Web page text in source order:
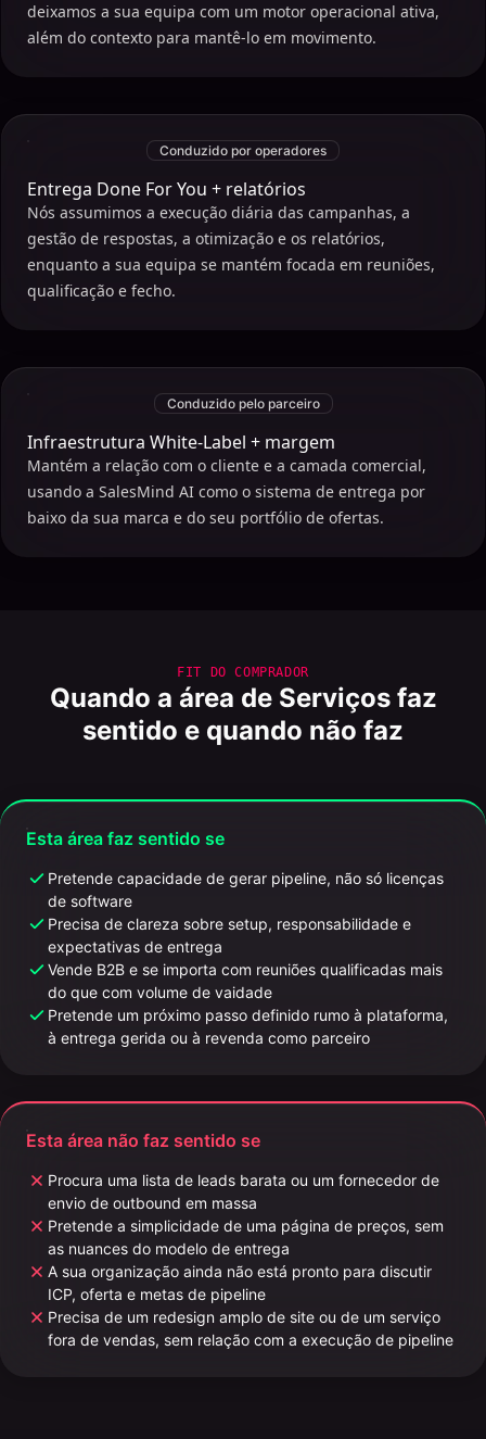
deixamos a sua equipa com um motor operacional ativa,
além do contexto para mantê-lo em movimento.
Conduzido por operadores
Entrega Done For You + relatórios
Nós assumimos a execução diária das campanhas, a
gestão de respostas, a otimização e os relatórios,
enquanto a sua equipa se mantém focada em reuniões,
qualificação e fecho.
Conduzido pelo parceiro
Infraestrutura White-Label + margem
Mantém a relação com o cliente e a camada comercial,
usando a SalesMind AI como o sistema de entrega por
baixo da sua marca e do seu portfólio de ofertas.
FIT DO COMPRADOR
Quando a área de Serviços faz
sentido e quando não faz
Esta área faz sentido se
Pretende capacidade de gerar pipeline, não só licenças
de software
Precisa de clareza sobre setup, responsabilidade e
expectativas de entrega
Vende B2B e se importa com reuniões qualificadas mais
do que com volume de vaidade
Pretende um próximo passo definido rumo à plataforma,
à entrega gerida ou à revenda como parceiro
Esta área não faz sentido se
Procura uma lista de leads barata ou um fornecedor de
envio de outbound em massa
Pretende a simplicidade de uma página de preços, sem
as nuances do modelo de entrega
A sua organização ainda não está pronto para discutir
ICP, oferta e metas de pipeline
Precisa de um redesign amplo de site ou de um serviço
fora de vendas, sem relação com a execução de pipeline